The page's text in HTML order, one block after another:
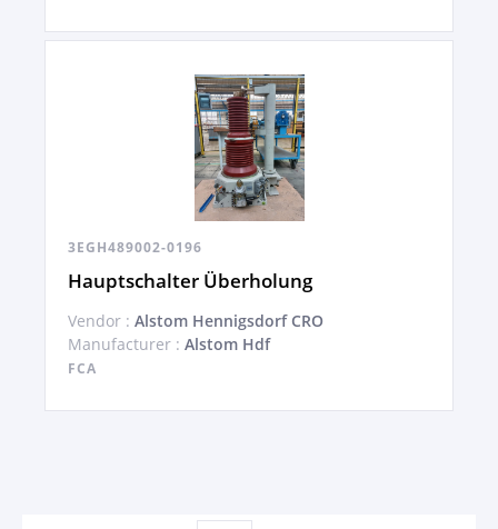
3EGH489002-0196
Hauptschalter Überholung
Vendor : Alstom Hennigsdorf CRO
Manufacturer : Alstom Hdf
FCA